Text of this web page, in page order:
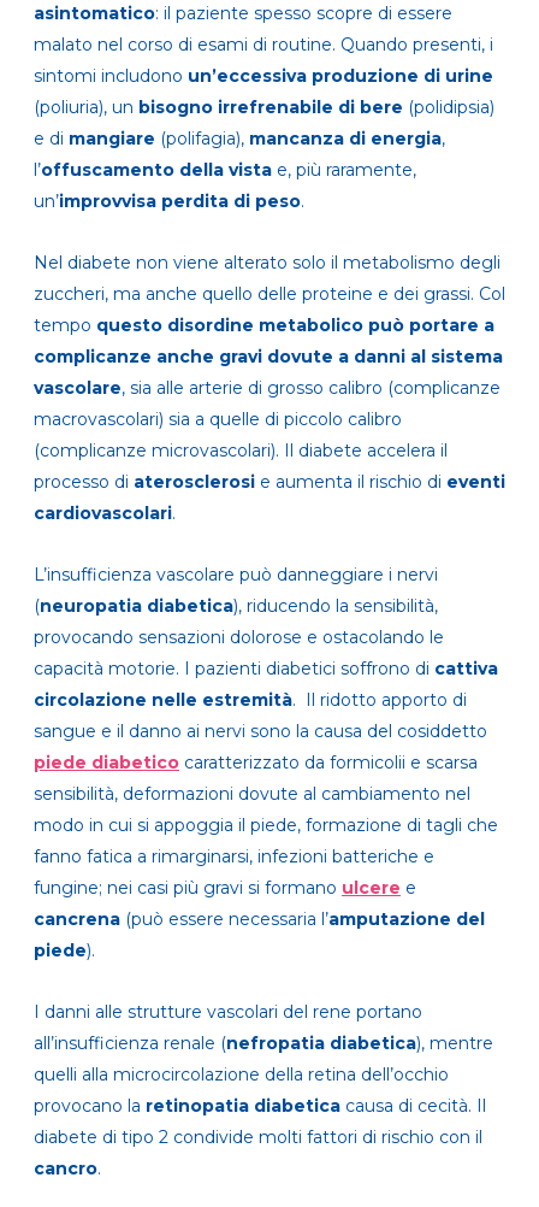
asintomatico: il paziente spesso scopre di essere
malato nel corso di esami di routine. Quando presenti, i
sintomi includono un’eccessiva produzione di urine
(poliuria), un bisogno irrefrenabile di bere (polidipsia)
e di mangiare (polifagia), mancanza di energia,
l’offuscamento della vista e, più raramente,
un’improvvisa perdita di peso.
Nel diabete non viene alterato solo il metabolismo degli
zuccheri, ma anche quello delle proteine e dei grassi. Col
tempo questo disordine metabolico può portare a
complicanze anche gravi dovute a danni al sistema
vascolare, sia alle arterie di grosso calibro (complicanze
macrovascolari) sia a quelle di piccolo calibro
(complicanze microvascolari). Il diabete accelera il
processo di aterosclerosi e aumenta il rischio di eventi
cardiovascolari.
L’insufficienza vascolare può danneggiare i nervi
(neuropatia diabetica), riducendo la sensibilità,
provocando sensazioni dolorose e ostacolando le
capacità motorie. I pazienti diabetici soffrono di cattiva
circolazione nelle estremità. Il ridotto apporto di
sangue e il danno ai nervi sono la causa del cosiddetto
piede diabetico caratterizzato da formicolii e scarsa
sensibilità, deformazioni dovute al cambiamento nel
modo in cui si appoggia il piede, formazione di tagli che
fanno fatica a rimarginarsi, infezioni batteriche e
fungine; nei casi più gravi si formano ulcere e
cancrena (può essere necessaria l’amputazione del
piede).
I danni alle strutture vascolari del rene portano
all’insufficienza renale (nefropatia diabetica), mentre
quelli alla microcircolazione della retina dell’occhio
provocano la retinopatia diabetica causa di cecità. Il
diabete di tipo 2 condivide molti fattori di rischio con il
cancro.